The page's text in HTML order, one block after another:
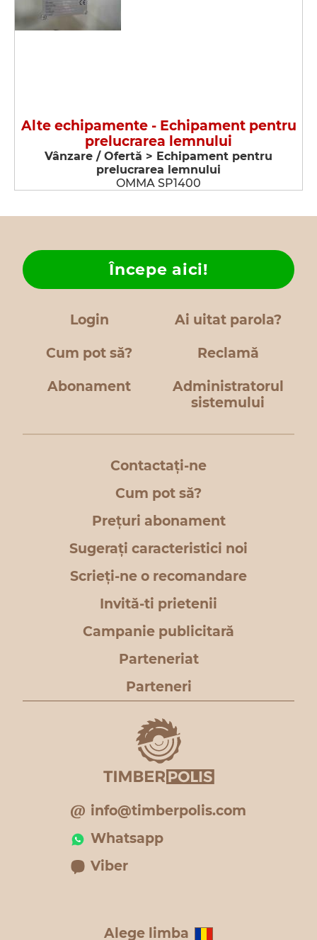
Alte echipamente - Echipament pentru
prelucrarea lemnului
Vânzare / Ofertă > Echipament pentru
prelucrarea lemnului
OMMA SP1400
Login Ai uitat parola?
Cum pot să?
Începe aici!
Reclamă
Abonament
Administratorul
sistemului
Contactați-ne
Cum pot să?
Prețuri abonament
Sugerați caracteristici noi
Scrieți-ne o recomandare
Invită-ti prietenii
Campanie publicitară
Parteneriat
Parteneri
info@timberpolis.com
Whatsapp
Viber
Alege limba